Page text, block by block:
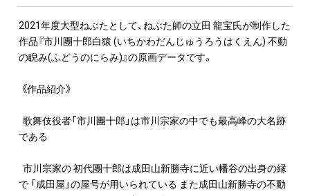
2021年度大型ねぶたとして、ねぶた師の立田 龍宝氏が制作した
作品『市川團十郎白猿 (いちかわだんじゅうろうはくえん) 不動
の睨み(ふどうのにらみ)』の原画データです。
である
で 「成田屋」の屋号が用いられている また成田山新勝寺の不動